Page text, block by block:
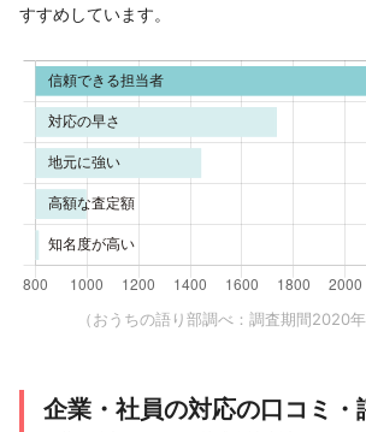
すすめしています。
（おうちの語り部調べ：調査期間2020
企業・社員の対応の口コミ・